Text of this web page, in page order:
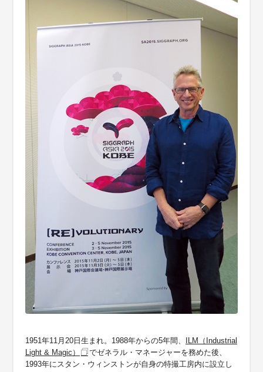
1951年11月20日生まれ。1988年からの5年間、
ILM（Industrial
Light & Magic）
でゼネラル・マネージャーを務めた後、
1993年にスタン・ウィンストンが自身の特撮工房内に設立し